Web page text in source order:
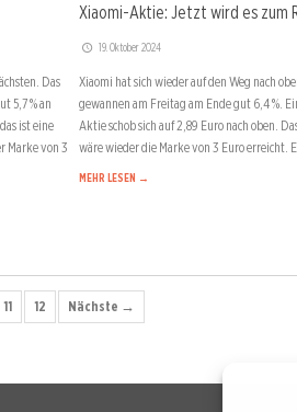
Das
5,7 % an
ist eine
Marke von 3
Xiaomi-Aktie: Jetzt wird es zum
19. Oktober 2024
Xiaomi hat sich wieder auf den Weg nach
gewannen am Freitag am Ende gut 6,4 %.
Aktie schob sich auf 2,89 Euro nach oben.
wäre wieder die Marke von 3 Euro erreicht.
MEHR LESEN →
11 12 Nächste →